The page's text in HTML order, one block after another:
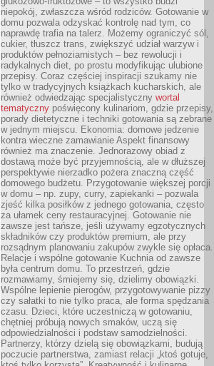
niepokój, zwłaszcza wśród rodziców. Gotowanie w
domu pozwala odzyskać kontrolę nad tym, co
naprawdę trafia na talerz. Możemy ograniczyć sól,
cukier, tłuszcz trans, zwiększyć udział warzyw i
produktów pełnoziarnistych – bez rewolucji i
radykalnych diet, po prostu modyfikując ulubione
przepisy. Coraz częściej inspiracji szukamy nie
tylko w tradycyjnych książkach kucharskich, ale
również odwiedzając specjalistyczny wortal
tematyczny poświęcony kulinariom, gdzie przepisy,
porady dietetyczne i techniki gotowania są zebrane
w jednym miejscu. Ekonomia: domowe jedzenie
kontra wieczne zamawianie Aspekt finansowy
również ma znaczenie. Jednorazowy obiad z
dostawą może być przyjemnością, ale w dłuższej
perspektywie nierzadko pożera znaczną część
domowego budżetu. Przygotowanie większej porcji
w domu – np. zupy, curry, zapiekanki – pozwala
zjeść kilka posiłków z jednego gotowania, często
za ułamek ceny restauracyjnej. Gotowanie nie
zawsze jest tańsze, jeśli używamy egzotycznych
składników czy produktów premium, ale przy
rozsądnym planowaniu zakupów zwykle się opłaca.
Relacje i wspólne gotowanie Kuchnia od zawsze
była centrum domu. To przestrzeń, gdzie
rozmawiamy, śmiejemy się, dzielimy obowiązki.
Wspólne lepienie pierogów, przygotowywanie pizzy
czy sałatki to nie tylko praca, ale forma spędzania
czasu. Dzieci, które uczestniczą w gotowaniu,
chętniej próbują nowych smaków, uczą się
odpowiedzialności i podstaw samodzielności.
Partnerzy, którzy dzielą się obowiązkami, budują
poczucie partnerstwa, zamiast relacji „ktoś gotuje,